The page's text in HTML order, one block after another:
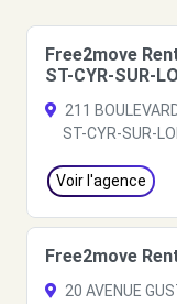
Free2move
ST-CYR-SUR-
211
ST-CYR-SUR-
Voir l'agence
Free2move
20 AVENUE